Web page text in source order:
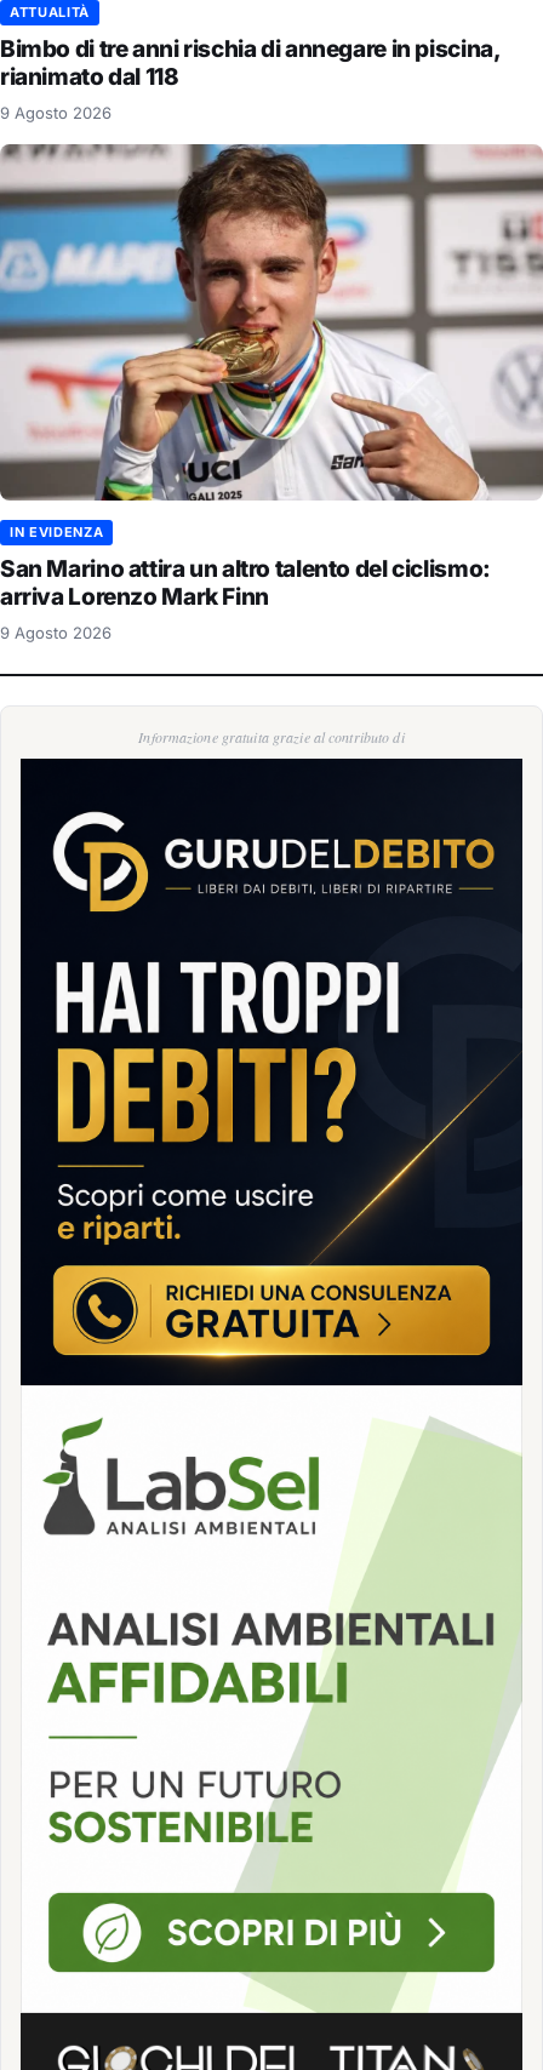
ATTUALITÀ
Bimbo di tre anni rischia di annegare in piscina,
rianimato dal 118
9 Agosto 2026
IN EVIDENZA
San Marino attira un altro talento del ciclismo:
arriva Lorenzo Mark Finn
9 Agosto 2026
Informazione gratuita grazie al contributo di